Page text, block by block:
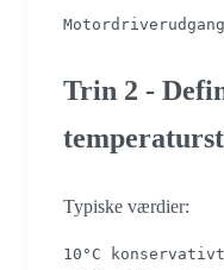
Trin 2 -
Typiske værdier:
10°C